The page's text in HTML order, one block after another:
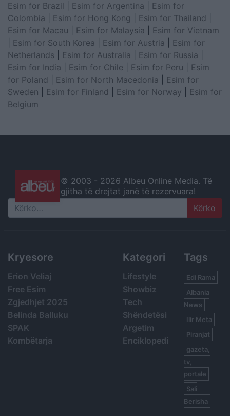
Esim for Brazil
Esim for Argentina
Esim for
Colombia
Esim for Hong Kong Esim for Thailand
Esim for Macau
Esim for Malaysia
Esim for Vietnam
Esim for South Korea Esim for Austria
Esim for
Netherlands
Esim for Australia Esim for Russia
Esim for India
Esim for Chile Esim for Peru
Esim
for Poland
Esim for North Macedonia
Esim for
Sweden
Esim for Finland Esim for Norway
Esim for
Belgium
© 2003 - 2026 Albeu Online Media. Të
gjitha të drejtat janë të rezervuara!
Search
Kryesore
Erion Veliaj
Free Esim
Zgjedhjet 2025
Belinda Balluku
SPAK
Kombëtarja
Kategori
Lifestyle
Showbiz
Tech
Shëndetësi
Argetim
Enciklopedi
Tags
Edi Rama
Albania
News
Ilir Meta
Piranjat
gazeta,
tv,
portale
Sali
Berisha